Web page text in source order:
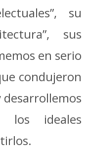
su
sus
en serio
condujeron
ideales